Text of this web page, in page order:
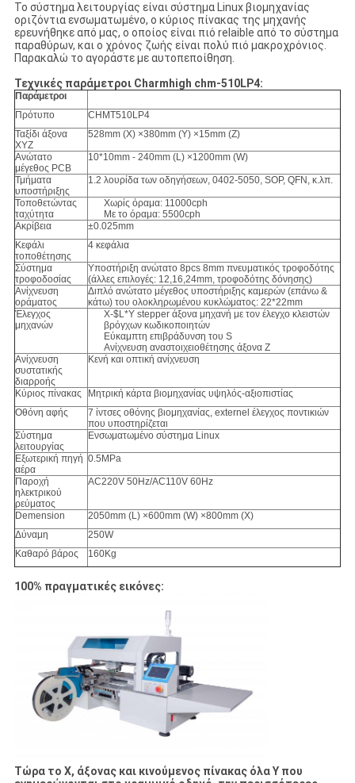
Το σύστημα λειτουργίας είναι σύστημα Linux βιομηχανίας
οριζόντια ενσωματωμένο, ο κύριος πίνακας της μηχανής
ερευνήθηκε από μας, ο οποίος είναι πιό relaible από το σύστημα
παραθύρων, και ο χρόνος ζωής είναι πολύ πιό μακροχρόνιος.
Παρακαλώ το αγοράστε με αυτοπεποίθηση.
Τεχνικές παράμετροι Charmhigh chm-510LP4:
Παράμετροι
Πρότυπο
CHMT510LP4
Ταξίδι άξονα
XYZ
528mm (Χ) ×380mm (Υ) ×15mm (Ζ)
Ανώτατο
μέγεθος PCB
10*10mm - 240mm (L) ×1200mm (W)
Τμήματα
υποστήριξης
1.2 λουρίδα των οδηγήσεων, 0402-5050, SOP, QFN, κ.λπ.
Τοποθετώντας
ταχύτητα
Χωρίς όραμα: 11000cph
Με το όραμα: 5500cph
Ακρίβεια
±0.025mm
Κεφάλι
τοποθέτησης
4 κεφάλια
Σύστημα
τροφοδοσίας
Υποστήριξη ανώτατο 8pcs 8mm πνευματικός τροφοδότης
(άλλες επιλογές: 12,16,24mm, τροφοδότης δόνησης)
Ανίχνευση
οράματος
Διπλό ανώτατο μέγεθος υποστήριξης καμερών (επάνω &
κάτω) του ολοκληρωμένου κυκλώματος: 22*22mm
Έλεγχος
μηχανών
X-$L*Y stepper άξονα μηχανή με τον έλεγχο κλειστών
βρόγχων κωδικοποιητών
Εύκαμπτη επιβράδυνση του S
Ανίχνευση αναστοιχειοθέτησης άξονα Ζ
Ανίχνευση
συστατικής
διαρροής
Κενή και οπτική ανίχνευση
Κύριος πίνακας
Μητρική κάρτα βιομηχανίας υψηλός-αξιοπιστίας
Οθόνη αφής
7 ίντσες οθόνης βιομηχανίας, externel έλεγχος ποντικιών
που υποστηρίζεται
Σύστημα
λειτουργίας
Ενσωματωμένο σύστημα Linux
Εξωτερική πηγή
αέρα
0.5MPa
Παροχή
ηλεκτρικού
ρεύματος
AC220V 50Hz/AC110V 60Hz
Demension
2050mm (L) ×600mm (W) ×800mm (Χ)
Δύναμη
250W
Καθαρό βάρος
160Kg
100% πραγματικές εικόνες:
Τώρα το Χ, άξονας και κινούμενος πίνακας όλα Υ που